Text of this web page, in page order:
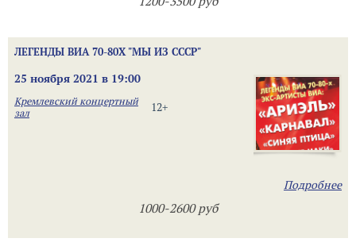
ЛЕГЕНДЫ ВИА 70-80Х "МЫ ИЗ СССР"
25 ноября 2021 в 19:00
12+
Кремлевский концертный
зал
Подробнее
1000-2600 руб